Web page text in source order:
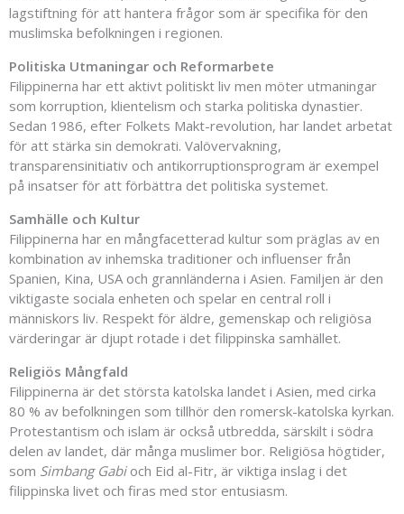
lagstiftning för att hantera frågor som är specifika för den
muslimska befolkningen i regionen.
Politiska Utmaningar och Reformarbete
Filippinerna har ett aktivt politiskt liv men möter utmaningar
som korruption, klientelism och starka politiska dynastier.
Sedan 1986, efter Folkets Makt-revolution, har landet arbetat
för att stärka sin demokrati. Valövervakning,
transparensinitiativ och antikorruptionsprogram är exempel
på insatser för att förbättra det politiska systemet.
Samhälle och Kultur
Filippinerna har en mångfacetterad kultur som präglas av en
kombination av inhemska traditioner och influenser från
Spanien, Kina, USA och grannländerna i Asien. Familjen är den
viktigaste sociala enheten och spelar en central roll i
människors liv. Respekt för äldre, gemenskap och religiösa
värderingar är djupt rotade i det filippinska samhället.
Religiös Mångfald
Filippinerna är det största katolska landet i Asien, med cirka
80 % av befolkningen som tillhör den romersk-katolska kyrkan.
Protestantism och islam är också utbredda, särskilt i södra
delen av landet, där många muslimer bor. Religiösa högtider,
som Simbang Gabioch Eid al-Fitr, är viktiga inslag i det
filippinska livet och firas med stor entusiasm.